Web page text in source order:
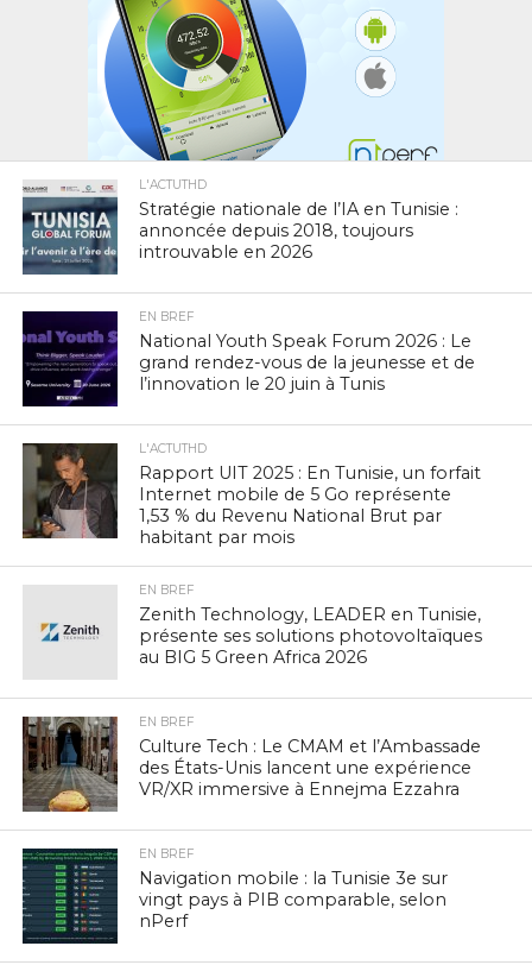
L'ACTUTHD
Stratégie nationale de l’IA en Tunisie :
annoncée depuis 2018, toujours
introuvable en 2026
EN BREF
National Youth Speak Forum 2026 : Le
grand rendez-vous de la jeunesse et de
l’innovation le 20 juin à Tunis
L'ACTUTHD
Rapport UIT 2025 : En Tunisie, un forfait
Internet mobile de 5 Go représente
1,53 % du Revenu National Brut par
habitant par mois
EN BREF
Zenith Technology, LEADER en Tunisie,
présente ses solutions photovoltaïques
au BIG 5 Green Africa 2026
EN BREF
Culture Tech : Le CMAM et l’Ambassade
des États-Unis lancent une expérience
VR/XR immersive à Ennejma Ezzahra
EN BREF
Navigation mobile : la Tunisie 3e sur
vingt pays à PIB comparable, selon
nPerf